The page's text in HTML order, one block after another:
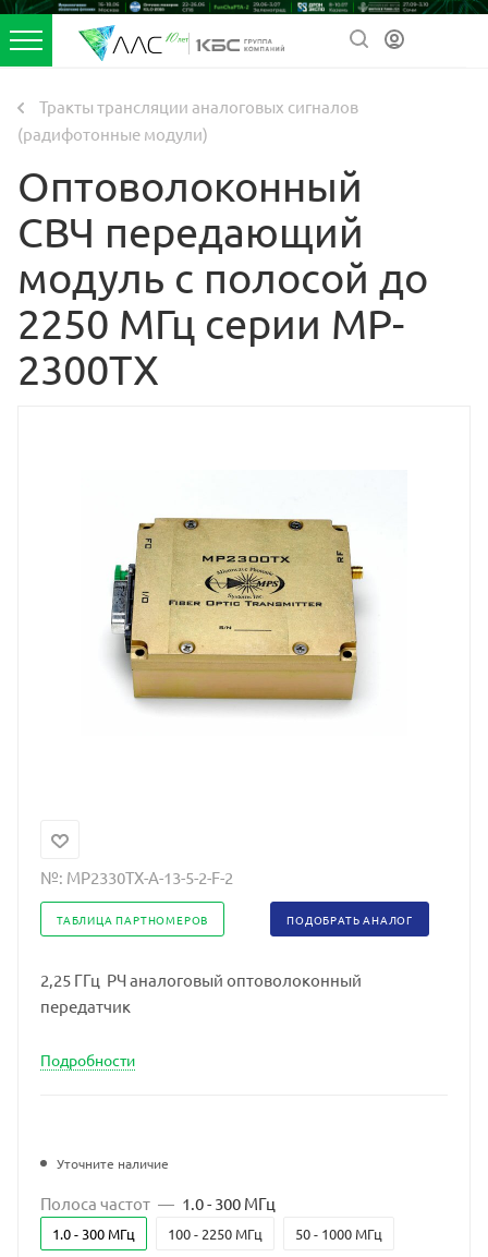
Тракты трансляции аналоговых сигналов
(радифотонные модули)
Оптоволоконный
СВЧ передающий
модуль с полосой до
2250 МГц серии MP-
2300TX
№: MP2330TX-A-13-5-2-F-2
ТАБЛИЦА ПАРТНОМЕРОВ ПОДОБРАТЬ АНАЛОГ
2,25 ГГц РЧ аналоговый оптоволоконный
передатчик
Подробности
Уточните наличие
Полоса частот — 1.0 - 300 МГц
1.0 - 300 МГц 100 - 2250 МГц 50 - 1000 МГц